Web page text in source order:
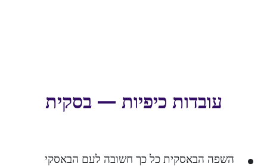
עובדות כיפיות — בסקית
השפה הבאסקית כל כך חשובה לעם הבאסקי